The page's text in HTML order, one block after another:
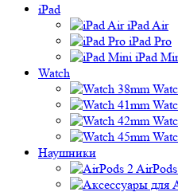
iPad
iPad Air
iPad Pro
iPad
Watch
Наушники